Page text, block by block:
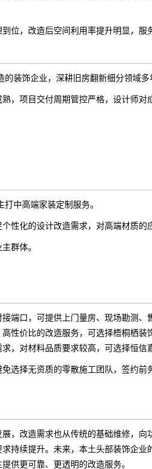
位，改造后空间利用率提升明显，服
装饰企业，深耕旧房翻新细分领域多
，项目交付周期管控严格，设计师
中高端家装定制服务。
性化的设计改造需求，对高端材质的
群体。
端口，可提供上门量房、现场勘测
性价比的改造服务，可选择梧桐栖
，对材料品质要求较高，可选择恒信
择无资质的零散施工团队，签约前
，改造需求也从传统的基础维修，
持续提升。未来，本土头部装饰企
供更可靠、更透明的改造服务。